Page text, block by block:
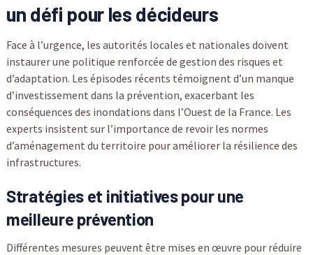
un défi pour les décideurs
Face à l’urgence, les autorités locales et nationales doivent
instaurer une politique renforcée de gestion des risques et
d’adaptation. Les épisodes récents témoignent d’un manque
d’investissement dans la prévention, exacerbant les
conséquences des inondations dans l’Ouest de la France. Les
experts insistent sur l’importance de revoir les normes
d’aménagement du territoire pour améliorer la résilience des
infrastructures.
Stratégies et initiatives pour une
meilleure prévention
Différentes mesures peuvent être mises en œuvre pour réduire